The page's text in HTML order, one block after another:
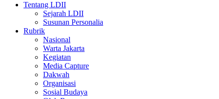
Tentang LDII
Sejarah LDII
Susunan Personalia
Rubrik
Nasional
Warta Jakarta
Kegiatan
Media Capture
Dakwah
Organisasi
Sosial Budaya